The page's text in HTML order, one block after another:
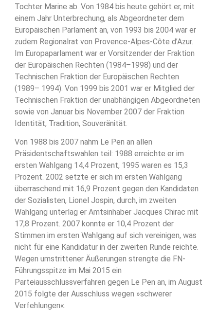
Tochter Marine ab. Von 1984 bis heute gehört er, mit
einem Jahr Unterbrechung, als Abgeordneter dem
Europäischen Parlament an, von 1993 bis 2004 war er
zudem Regionalrat von Provence-Alpes-Côte d’Azur.
Im Europaparlament war er Vorsitzender der Fraktion
der Europäischen Rechten (1984–1998) und der
Technischen Fraktion der Europäischen Rechten
(1989– 1994). Von 1999 bis 2001 war er Mitglied der
Technischen Fraktion der unabhängigen Abgeordneten
sowie von Januar bis November 2007 der Fraktion
Identität, Tradition, Souveränität.
Von 1988 bis 2007 nahm Le Pen an allen
Präsidentschaftswahlen teil: 1988 erreichte er im
ersten Wahlgang 14,4 Prozent, 1995 waren es 15,3
Prozent. 2002 setzte er sich im ersten Wahlgang
überraschend mit 16,9 Prozent gegen den Kandidaten
der Sozialisten, Lionel Jospin, durch, im zweiten
Wahlgang unterlag er Amtsinhaber Jacques Chirac mit
17,8 Prozent. 2007 konnte er 10,4 Prozent der
Stimmen im ersten Wahlgang auf sich vereinigen, was
nicht für eine Kandidatur in der zweiten Runde reichte.
Wegen umstrittener Äußerungen strengte die FN-
Führungsspitze im Mai 2015 ein
Parteiausschlussverfahren gegen Le Pen an, im August
2015 folgte der Ausschluss wegen »schwerer
Verfehlungen«.